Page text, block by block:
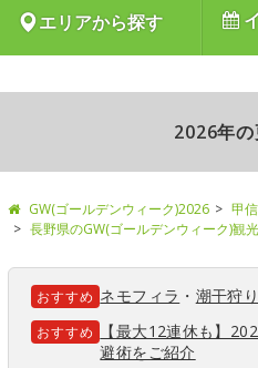
エリアから探す
2026年
GW(ゴールデンウィーク)2026 甲
長野県のGW(ゴールデンウィーク)観
おすすめ ネモフィラ ・ 潮干狩り
おすすめ
【最大12連休も】
避術をご紹介